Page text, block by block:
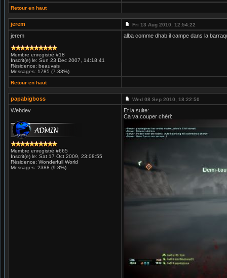
Retour en haut
jerem Fri 13 Aug 2010, 12:54:22
jerem
Membre enregistré #18
Inscrit(e) le: Sun 23 Dec 2007, 14:18:41
Résidence: beauvais
Messages: 1785 (7.33%)
alba comme dhab il campe dans la
Retour en haut
papabigboss Wed 08 Sep 2010, 18:22:50
Webdev
Membre enregistré #665
Inscrit(e) le: Sat 17 Oct 2009, 23:08:55
Résidence: Wonderfull World
Messages: 2388 (9.8%)
Et la suite:
Ca va couper chéri: